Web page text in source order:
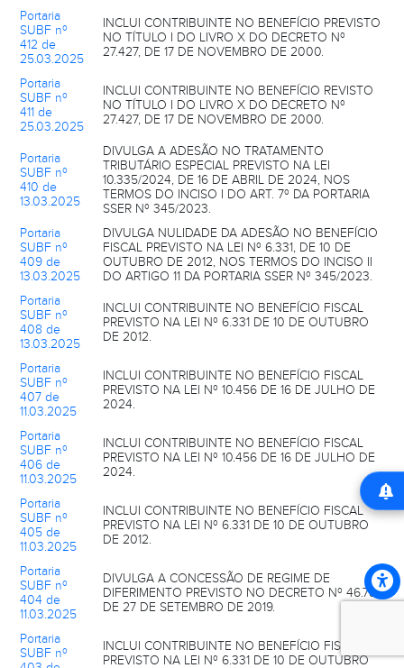
Portaria
SUBF nº
412 de
25.03.2025
INCLUI CONTRIBUINTE NO BENEFÍCIO PREVISTO
NO TÍTULO I DO LIVRO X DO DECRETO Nº
27.427, DE 17 DE NOVEMBRO DE 2000.
Portaria
SUBF nº
411 de
25.03.2025
INCLUI CONTRIBUINTE NO BENEFÍCIO REVISTO
NO TÍTULO I DO LIVRO X DO DECRETO Nº
27.427, DE 17 DE NOVEMBRO DE 2000.
Portaria
SUBF nº
410 de
13.03.2025
DIVULGA A ADESÃO NO TRATAMENTO
TRIBUTÁRIO ESPECIAL PREVISTO NA LEI
10.335/2024, DE 16 DE ABRIL DE 2024, NOS
TERMOS DO INCISO I DO ART. 7º DA PORTARIA
SSER Nº 345/2023.
Portaria
SUBF nº
409 de
13.03.2025
DIVULGA NULIDADE DA ADESÃO NO BENEFÍCIO
FISCAL PREVISTO NA LEI Nº 6.331, DE 10 DE
OUTUBRO DE 2012, NOS TERMOS DO INCISO II
DO ARTIGO 11 DA PORTARIA SSER Nº 345/2023.
Portaria
SUBF nº
408 de
13.03.2025
INCLUI CONTRIBUINTE NO BENEFÍCIO FISCAL
PREVISTO NA LEI Nº 6.331 DE 10 DE OUTUBRO
DE 2012.
Portaria
SUBF nº
407 de
11.03.2025
INCLUI CONTRIBUINTE NO BENEFÍCIO FISCAL
PREVISTO NA LEI Nº 10.456 DE 16 DE JULHO DE
2024.
Portaria
SUBF nº
406 de
11.03.2025
INCLUI CONTRIBUINTE NO BENEFÍCIO FISCAL
PREVISTO NA LEI Nº 10.456 DE 16 DE JULHO DE
2024.
Portaria
SUBF nº
405 de
11.03.2025
INCLUI CONTRIBUINTE NO BENEFÍCIO FISCAL
PREVISTO NA LEI Nº 6.331 DE 10 DE OUTUBRO
DE 2012.
Portaria
SUBF nº
404 de
11.03.2025
DIVULGA A CONCESSÃO DE REGIME DE
DIFERIMENTO PREVISTO NO DECRETO Nº 46.781,
DE 27 DE SETEMBRO DE 2019.
Portaria
SUBF nº
INCLUI CONTRIBUINTE NO BENEFÍCIO FISCAL
PREVISTO NA LEI Nº 6.331 DE 10 DE OUTUBRO